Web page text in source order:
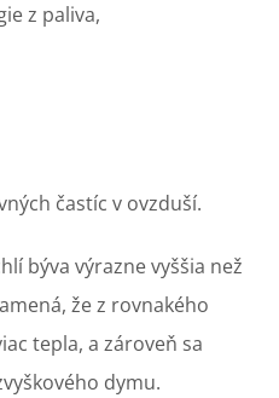
z paliva,
častíc v ovzduší.
býva výrazne vyššia než
že z rovnakého
tepla, a zároveň sa
dymu.